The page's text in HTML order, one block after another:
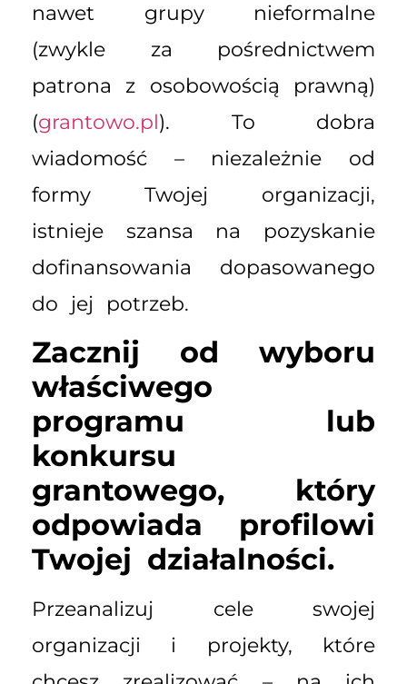
nawet grupy nieformalne
(zwykle za pośrednictwem
patrona z osobowością prawną)
(grantowo.pl). To dobra
wiadomość – niezależnie od
formy Twojej organizacji,
istnieje szansa na pozyskanie
dofinansowania dopasowanego
do jej potrzeb.
Zacznij od wyboru
właściwego
programu lub
konkursu
grantowego, który
odpowiada profilowi
Twojej działalności.
Przeanalizuj cele swojej
organizacji i projekty, które